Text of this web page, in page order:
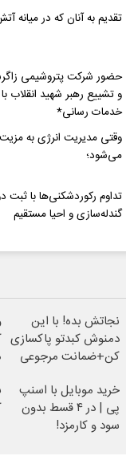
تقدیم به آنان که در میانه
حضور شرکت پتروشیمی
و تشییع رهبر شهید انقلاب
خدمات رسانی*
وقتی مدیریت انرژی به مزیت
می‌شود؛
تداوم رکوردشکنی‌ها با
گندله‌سازی و احیا مستقیم
نجاتش بده! با این
دمنوش کبدتو پاکسازی
کن+ضمانت مرجوعی
خرید موبایل با اسنپ
پی | در ۴ قسط بدون
سود و کارمزد!